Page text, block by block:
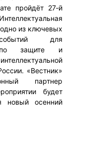
пройдёт 27‑й
из ключевых
для
по защите и
«Вестник»
партнер
будет
новый осенний